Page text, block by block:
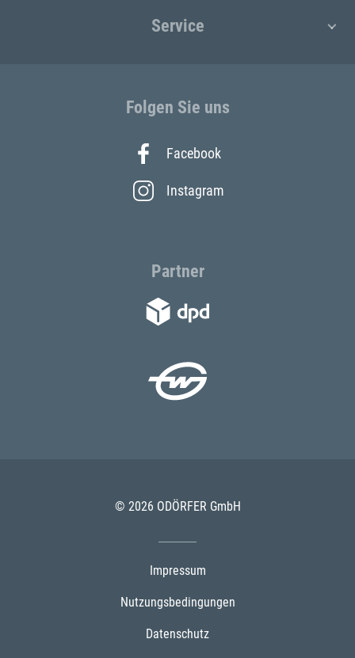
Service
Folgen Sie uns
Facebook
Instagram
Partner
© 2026 ODÖRFER GmbH
Impressum
Nutzungsbedingungen
Datenschutz